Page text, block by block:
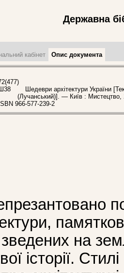
Державна
кабінет Опис документа
Шедеври архітектури України
(Лучанський)]. — Київ :
ISBN 966-577-239-2
на
історії.